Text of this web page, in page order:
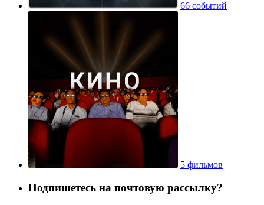
66 событий
5 фильмов
Подпишетесь на почтовую рассылку?